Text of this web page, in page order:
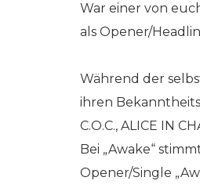
War einer von
als Opener/
Während der
ihren
C.O.C., ALICE IN
Bei „Awake“
Opener/Single